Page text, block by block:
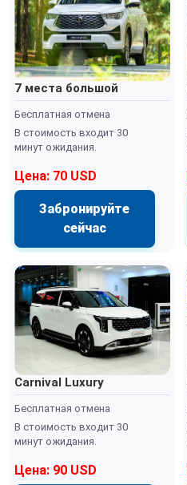
7 места большой
Бесплатная отмена
В стоимость входит 30
минут ожидания.
Цена: 70 USD
Забронируйте
сейчас
Carnival Luxury
Бесплатная отмена
В стоимость входит 30
минут ожидания.
Цена: 90 USD